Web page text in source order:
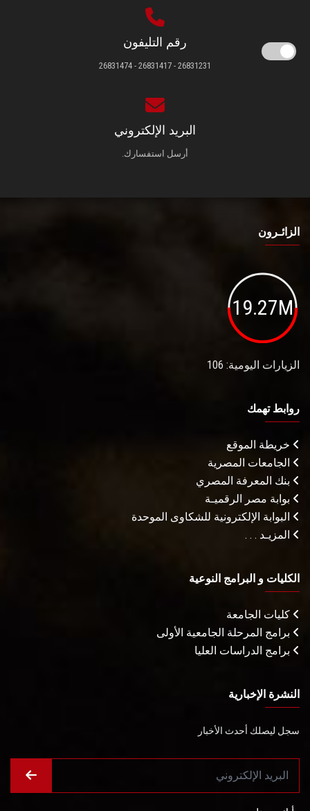
رقم التليفون
26831231 - 26831417 - 26831474
البريد الإلكتروني
أرسل استفسارك.
الزائـرون
19.27M
الزيارات اليومية: 106
روابط تهمك
خريطة الموقع
الجامعات المصرية
بنك المعرفة المصري
بوابة مصر الرقميـة
البوابة الإلكترونية للشكاوى الموحدة
المزيـد . . .
الكليات و البرامج النوعية
كليات الجامعة
برامج المرحلة الجامعية الأولى
برامج الدراسات العليا
النشرة الإخبارية
سجل ليصلك أحدث الأخبار